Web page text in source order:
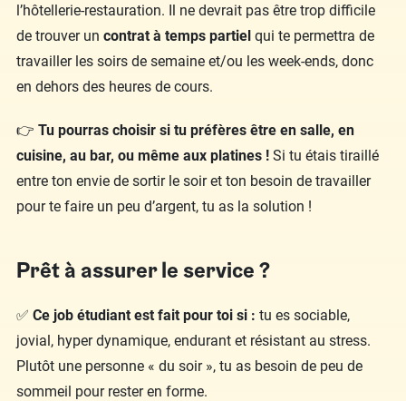
l’hôtellerie-restauration. Il ne devrait pas être trop difficile
de trouver un contrat à temps partiel qui te permettra de
travailler les soirs de semaine et/ou les week-ends, donc
en dehors des heures de cours.
👉 Tu pourras choisir si tu préfères être en salle, en
cuisine, au bar, ou même aux platines ! Si tu étais tiraillé
entre ton envie de sortir le soir et ton besoin de travailler
pour te faire un peu d’argent, tu as la solution !
Prêt à assurer le service ?
✅ Ce job étudiant est fait pour toi si : tu es sociable,
jovial, hyper dynamique, endurant et résistant au stress.
Plutôt une personne « du soir », tu as besoin de peu de
sommeil pour rester en forme.